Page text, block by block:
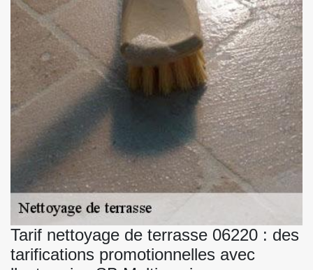
Tarif nettoyage de terrasse 06220 : des
tarifications promotionnelles avec